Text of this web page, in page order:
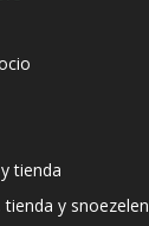
tienda
y snoezelen